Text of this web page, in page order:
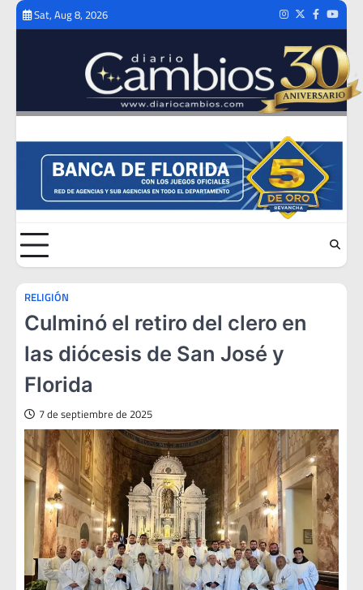
Skip
Sat, Aug 8, 2026 Instagram
TwitterFacebook
RELIGIÓN
Culminó el retiro del clero en
las diócesis de San José y
Florida
7 de septiembre de 2025